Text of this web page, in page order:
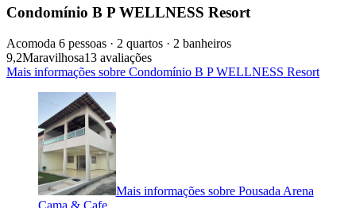
Condomínio B P WELLNESS Resort
Acomoda 6 pessoas · 2 quartos · 2 banheiros
9,2Maravilhosa13 avaliações
Mais informações sobre Condomínio B P WELLNESS Resort
Mais informações sobre Pousada Arena
Cama & Cafe